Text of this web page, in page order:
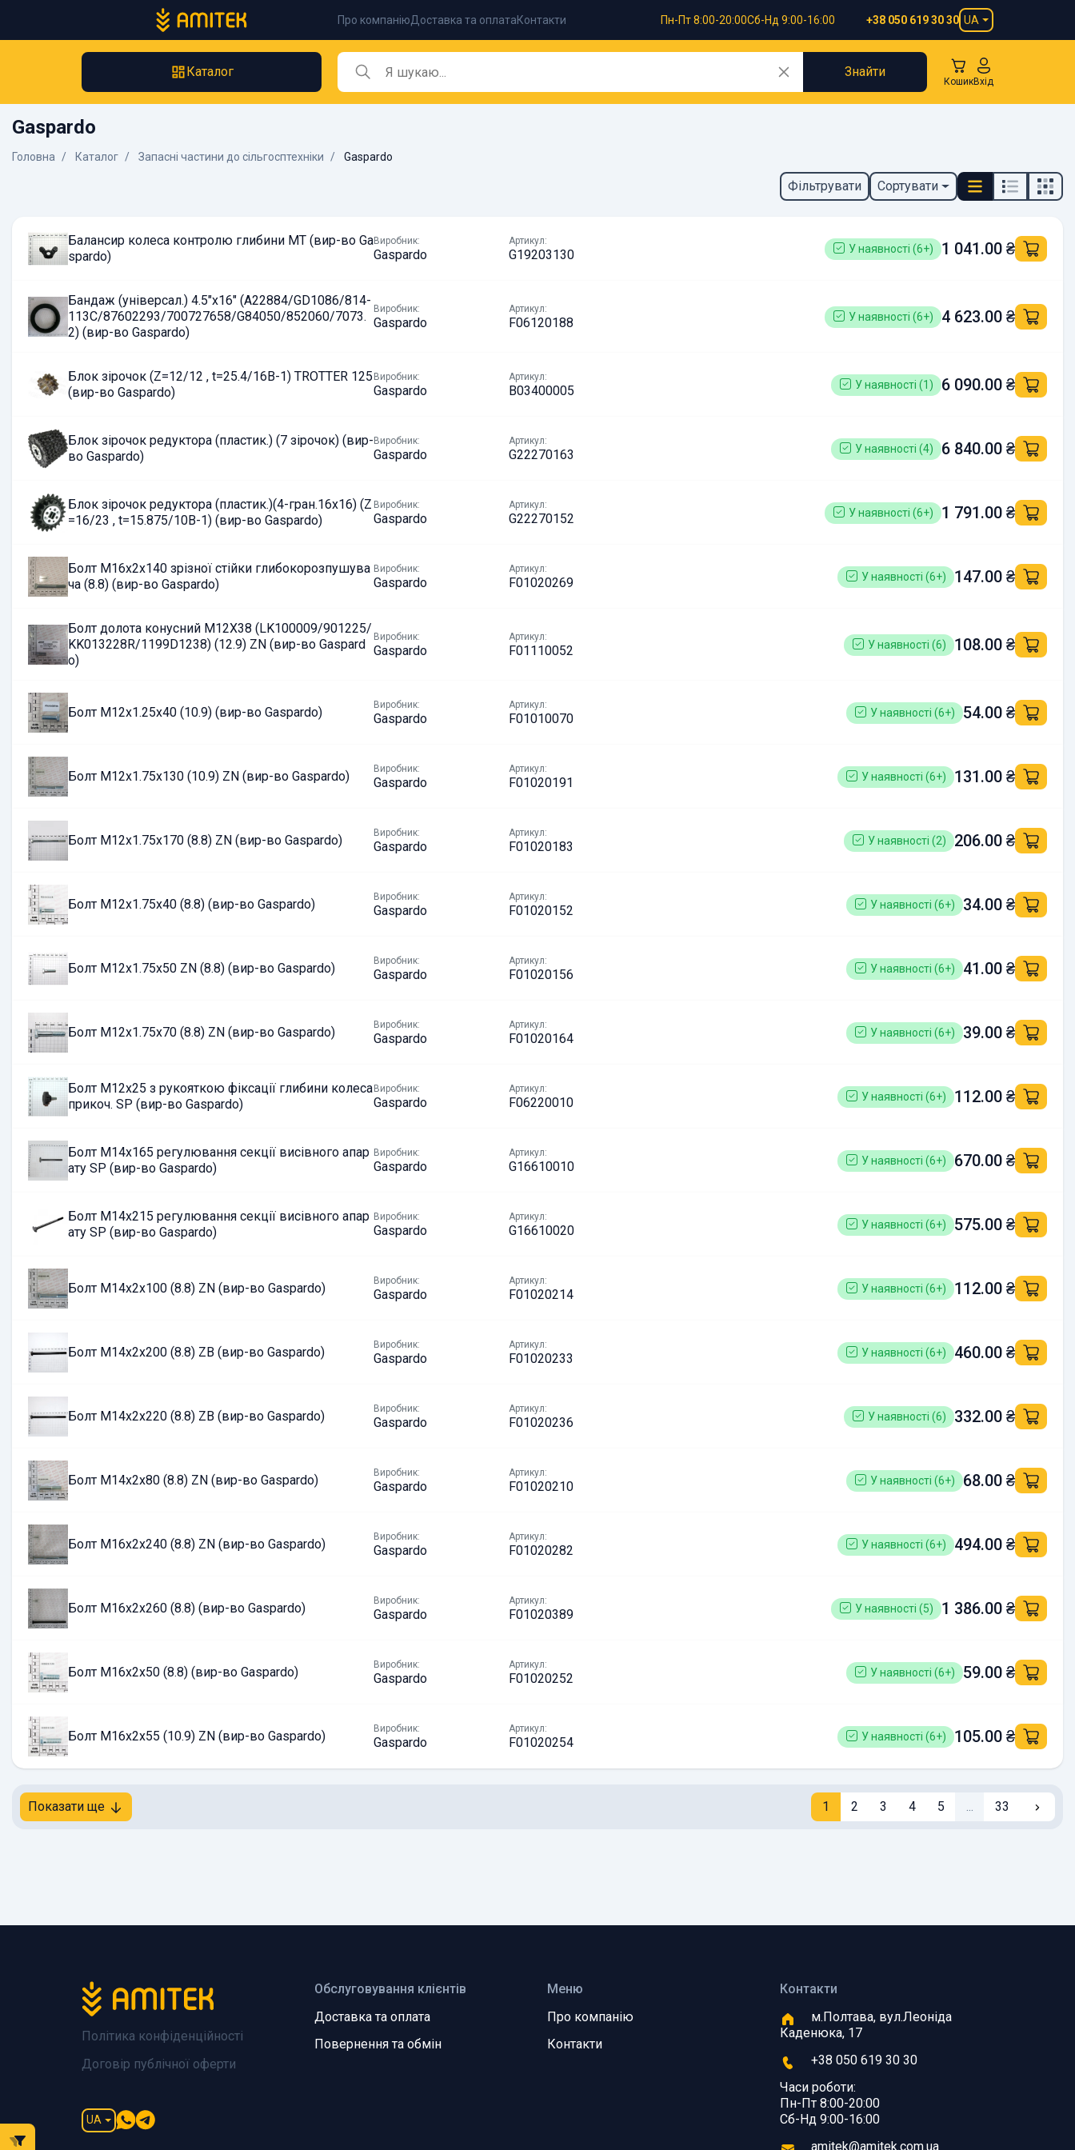
Про компаніюДоставка та оплатаКонтакти Пн-Пт 8:00-20:00Сб-Нд 9:00-16:00 +38 050 619 30 30 UA
Каталог Знайти
КошикВхід
Gaspardo
Головна Каталог Запасні частини до сільгосптехніки Gaspardo
Фільтрувати Сортувати
Балансир колеса контролю глибини MT (вир-во Ga
spardo)
Виробник:
Gaspardo
Артикул:
G19203130 У наявності (6+) 1 041.00 ₴
Бандаж (універсал.) 4.5"x16" (A22884/GD1086/814-
113C/87602293/700727658/G84050/852060/7073.
2) (вир-во Gaspardo)
Виробник:
Gaspardo
Артикул:
F06120188 У наявності (6+) 4 623.00 ₴
Блок зірочок (Z=12/12 , t=25.4/16B-1) TROTTER 125
(вир-во Gaspardo)
Виробник:
Gaspardo
Артикул:
B03400005 У наявності (1) 6 090.00 ₴
Блок зірочок редуктора (пластик.) (7 зірочок) (вир-
во Gaspardo)
Виробник:
Gaspardo
Артикул:
G22270163 У наявності (4) 6 840.00 ₴
Блок зірочок редуктора (пластик.)(4-гран.16х16) (Z
=16/23 , t=15.875/10B-1) (вир-во Gaspardo)
Виробник:
Gaspardo
Артикул:
G22270152 У наявності (6+) 1 791.00 ₴
Болт M16х2х140 зрізної стійки глибокорозпушува
ча (8.8) (вир-во Gaspardo)
Виробник:
Gaspardo
Артикул:
F01020269 У наявності (6+) 147.00 ₴
Болт долота конусний M12X38 (LK100009/901225/
KK013228R/1199D1238) (12.9) ZN (вир-во Gaspard
o)
Виробник:
Gaspardo
Артикул:
F01110052 У наявності (6) 108.00 ₴
Болт М12х1.25х40 (10.9) (вир-во Gaspardo)
Виробник:
Gaspardo
Артикул:
F01010070 У наявності (6+) 54.00 ₴
Болт М12х1.75х130 (10.9) ZN (вир-во Gaspardo)
Виробник:
Gaspardo
Артикул:
F01020191 У наявності (6+) 131.00 ₴
Болт М12х1.75х170 (8.8) ZN (вир-во Gaspardo)
Виробник:
Gaspardo
Артикул:
F01020183 У наявності (2) 206.00 ₴
Болт М12х1.75х40 (8.8) (вир-во Gaspardo)
Виробник:
Gaspardo
Артикул:
F01020152 У наявності (6+) 34.00 ₴
Болт М12х1.75х50 ZN (8.8) (вир-во Gaspardo)
Виробник:
Gaspardo
Артикул:
F01020156 У наявності (6+) 41.00 ₴
Болт М12х1.75х70 (8.8) ZN (вир-во Gaspardo)
Виробник:
Gaspardo
Артикул:
F01020164 У наявності (6+) 39.00 ₴
Болт М12х25 з рукояткою фіксації глибини колеса
прикоч. SP (вир-во Gaspardo)
Виробник:
Gaspardo
Артикул:
F06220010 У наявності (6+) 112.00 ₴
Болт М14х165 регулювання секції висівного апар
ату SP (вир-во Gaspardo)
Виробник:
Gaspardo
Артикул:
G16610010 У наявності (6+) 670.00 ₴
Болт М14х215 регулювання секції висівного апар
ату SP (вир-во Gaspardo)
Виробник:
Gaspardo
Артикул:
G16610020 У наявності (6+) 575.00 ₴
Болт М14х2х100 (8.8) ZN (вир-во Gaspardo)
Виробник:
Gaspardo
Артикул:
F01020214 У наявності (6+) 112.00 ₴
Болт М14х2х200 (8.8) ZB (вир-во Gaspardo)
Виробник:
Gaspardo
Артикул:
F01020233 У наявності (6+) 460.00 ₴
Болт М14х2х220 (8.8) ZB (вир-во Gaspardo)
Виробник:
Gaspardo
Артикул:
F01020236 У наявності (6) 332.00 ₴
Болт М14х2х80 (8.8) ZN (вир-во Gaspardo)
Виробник:
Gaspardo
Артикул:
F01020210 У наявності (6+) 68.00 ₴
Болт М16х2х240 (8.8) ZN (вир-во Gaspardo)
Виробник:
Gaspardo
Артикул:
F01020282 У наявності (6+) 494.00 ₴
Болт М16х2х260 (8.8) (вир-во Gaspardo)
Виробник:
Gaspardo
Артикул:
F01020389 У наявності (5) 1 386.00 ₴
Болт М16х2х50 (8.8) (вир-во Gaspardo)
Виробник:
Gaspardo
Артикул:
F01020252 У наявності (6+) 59.00 ₴
Болт М16х2х55 (10.9) ZN (вир-во Gaspardo)
Виробник:
Gaspardo
Артикул:
F01020254 У наявності (6+) 105.00 ₴
Показати ще 1 2 3 4 5 ... 33
Політика конфіденційності
Договір публічної оферти
UA
Обслуговування клієнтів
Доставка та оплата
Повернення та обмін
Меню
Про компанію
Контакти
Контакти
м.Полтава, вул.Леоніда
Каденюка, 17
+38 050 619 30 30
Часи роботи:
Пн-Пт 8:00-20:00
Сб-Нд 9:00-16:00
amitek@amitek.com.ua